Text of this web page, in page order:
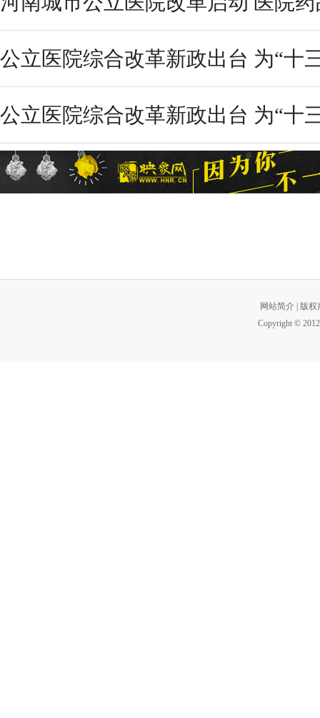
公立医院综合改革新政出台 为“十
公立医院综合改革新政出台 为“十
网站简介
版权
Copyright ©